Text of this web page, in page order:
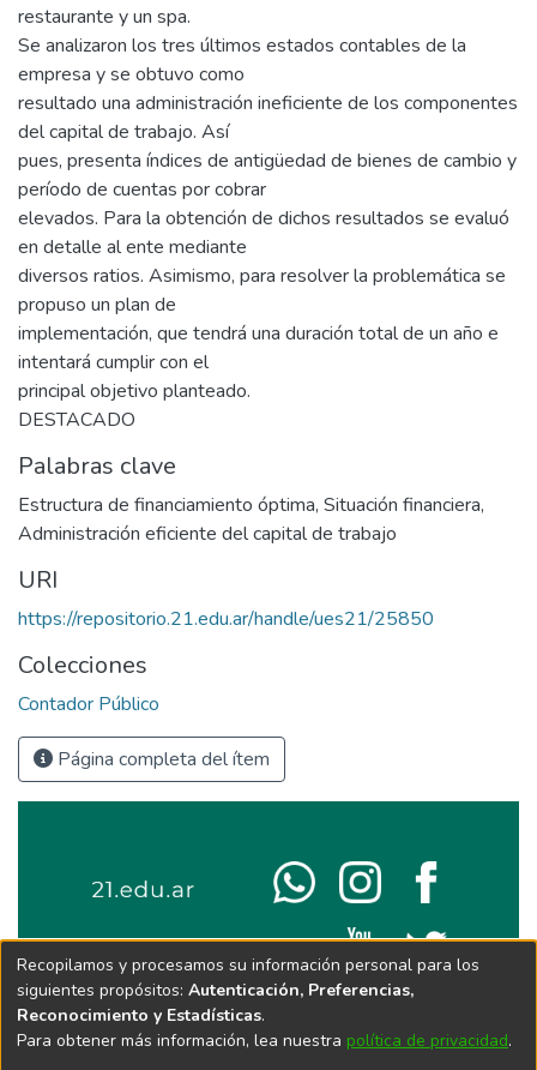
restaurante y un spa.
Se analizaron los tres últimos estados contables de la
empresa y se obtuvo como
resultado una administración ineficiente de los componentes
del capital de trabajo. Así
pues, presenta índices de antigüedad de bienes de cambio y
período de cuentas por cobrar
elevados. Para la obtención de dichos resultados se evaluó
en detalle al ente mediante
diversos ratios. Asimismo, para resolver la problemática se
propuso un plan de
implementación, que tendrá una duración total de un año e
intentará cumplir con el
principal objetivo planteado.
DESTACADO
Palabras clave
Estructura de financiamiento óptima, Situación financiera,
Administración eficiente del capital de trabajo
URI
https://repositorio.21.edu.ar/handle/ues21/25850
Colecciones
Contador Público
Página completa del ítem
Recopilamos y procesamos su información personal para los
siguientes propósitos: Autenticación, Preferencias,
Reconocimiento y Estadísticas.
Para obtener más información, lea nuestra política de privacidad.